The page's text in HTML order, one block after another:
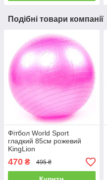
Подібні товари компанії
Фітбол World Sport
гладкий 85см рожевий
KingLion
470 ₴ 495 ₴